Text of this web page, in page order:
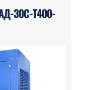
30С-Т400-